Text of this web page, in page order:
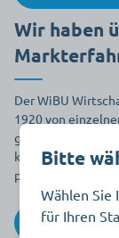
Wir haben
Der WiBU
1920 von
gegründet. Die
konzentrierte
preisgünstige
Mehr
Bitte
Wählen Sie
für Ihren